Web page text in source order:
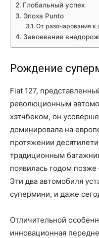
Глобальный успех
Эпоха Punto
От разочарования к
Завоевание
Рождение
Fiat 127,
революционным
хэтчбеком, он
доминировала на
протяжении
традиционным
появилась годом
Эти два автомобиля
супермини, и даже
Отличительной
инновационная